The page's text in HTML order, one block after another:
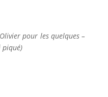
pour les quelques –
piqué)